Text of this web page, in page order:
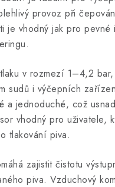
provoz při
je vhodný jak pro pevné
v rozmezí 1–4,2
sudů i výčepních
jednoduché, což
vhodný pro uživatele,
tlakování piva.
zajistit čistotu
piva. Vzduchový